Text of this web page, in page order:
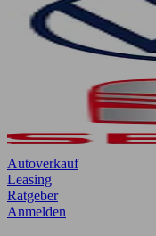
Autoverkauf
Leasing
Ratgeber
Anmelden